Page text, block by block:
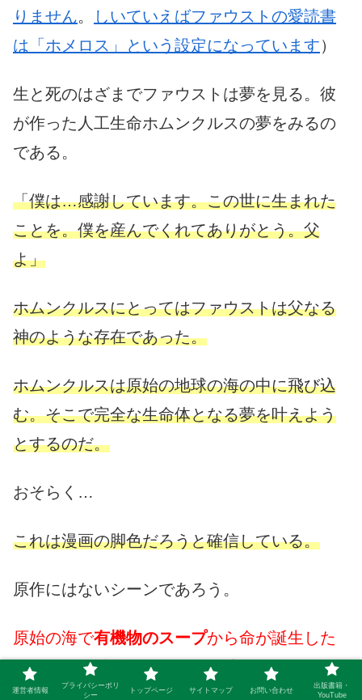
りません。
しいていえばファウストの愛読書
は「ホメロス」という設定になっています）
生と死のはざまでファウストは夢を見る。彼
が作った人工生命ホムンクルスの夢をみるの
である。
「僕は…感謝しています。この世に生まれた
ことを。僕を産んでくれてありがとう。父
よ」
ホムンクルスにとってはファウストは父なる
神のような存在であった。
ホムンクルスは原始の地球の海の中に飛び込
む。そこで完全な生命体となる夢を叶えよう
とするのだ。
おそらく…
これは漫画の脚色だろうと確信している。
原作にはないシーンであろう。
原始の海で有機物のスープから命が誕生した
なんていう科学は、ゲーテの時代にはなかっ
た。
運営者情報
プライバシーポリ
シー
トップページ サイトマップ お問い合わせ
出版書籍・
YouTube